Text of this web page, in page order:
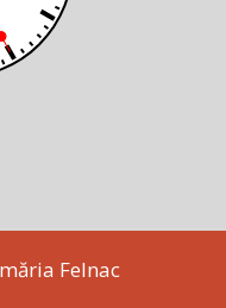
Felnac